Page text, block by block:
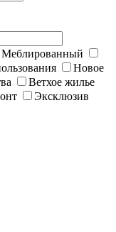
Меблированный
Новое
Ветхое жилье
Эксклюзив